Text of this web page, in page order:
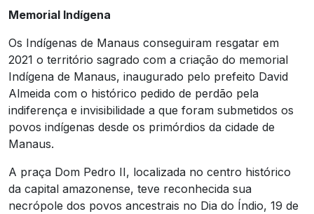
Memorial Indígena
Os Indígenas de Manaus conseguiram resgatar em
2021 o território sagrado com a criação do memorial
Indígena de Manaus, inaugurado pelo prefeito David
Almeida com o histórico pedido de perdão pela
indiferença e invisibilidade a que foram submetidos os
povos indígenas desde os primórdios da cidade de
Manaus.
A praça Dom Pedro II, localizada no centro histórico
da capital amazonense, teve reconhecida sua
necrópole dos povos ancestrais no Dia do Índio, 19 de